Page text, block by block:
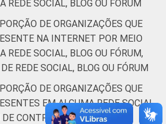
REDE SOCIAL, BLOG OU FÓRUM
DE ORGANIZAÇÕES QUE
NA INTERNET POR MEIO
REDE SOCIAL, BLOG OU FÓRUM,
REDE SOCIAL, BLOG OU FÓRUM
DE ORGANIZAÇÕES QUE
EM ALGUMA REDE SOCIAL
CONTRIBUIÇÃO DESSA